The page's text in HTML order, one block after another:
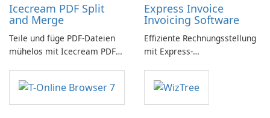
Icecream PDF Split
and Merge
Teile und füge PDF-Dateien
mühelos mit Icecream PDF
Express Invoice
Invoicing Software
Effiziente Rechnungsstellung
mit Express-
gemacht